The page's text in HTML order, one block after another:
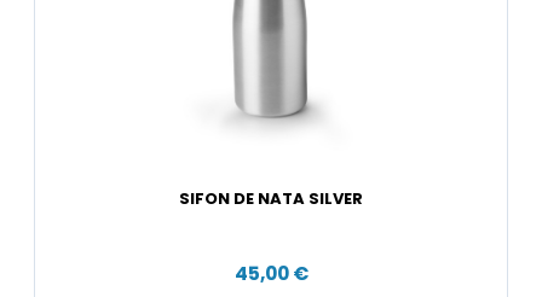
SIFON DE NATA SILVER
45,00 €